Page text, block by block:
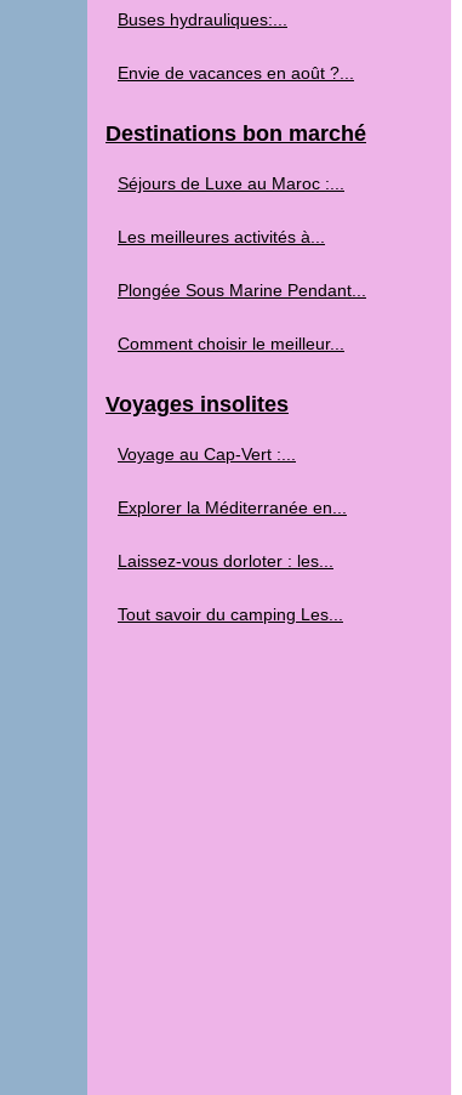
Buses hydrauliques:...
Envie de vacances en août ?...
Destinations bon marché
Séjours de Luxe au Maroc :...
Les meilleures activités à...
Plongée Sous Marine Pendant...
Comment choisir le meilleur...
Voyages insolites
Voyage au Cap‑Vert :...
Explorer la Méditerranée en...
Laissez-vous dorloter : les...
Tout savoir du camping Les...